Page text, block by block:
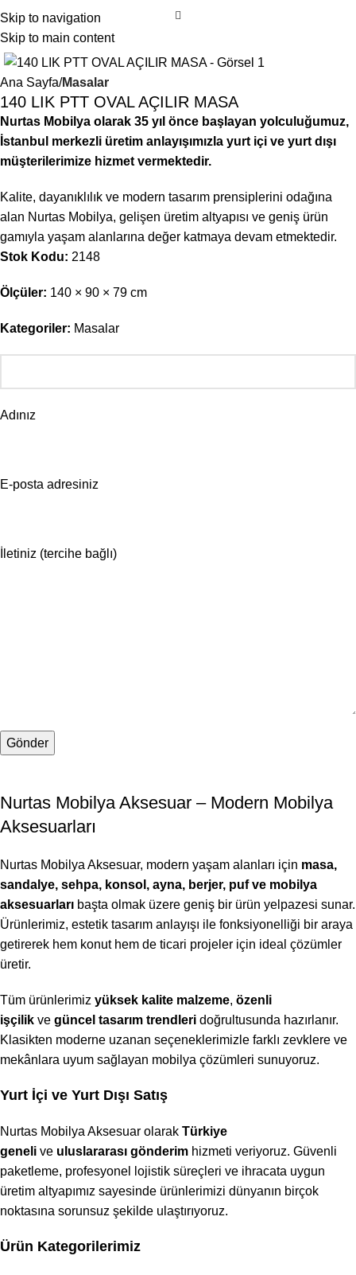
Skip to navigation
Skip to main content
Ana Sayfa Masalar
140 LIK PTT OVAL AÇILIR MASA
Nurtas Mobilya olarak 35 yıl önce başlayan yolculuğumuz,
İstanbul merkezli üretim anlayışımızla yurt içi ve yurt dışı
müşterilerimize hizmet vermektedir.
Kalite, dayanıklılık ve modern tasarım prensiplerini odağına
alan Nurtas Mobilya, gelişen üretim altyapısı ve geniş ürün
gamıyla yaşam alanlarına değer katmaya devam etmektedir.
Stok Kodu: 2148
Ölçüler: 140 × 90 × 79 cm
Kategoriler: Masalar
Adınız
E-posta adresiniz
İletiniz (tercihe bağlı)
Nurtas Mobilya Aksesuar – Modern Mobilya
Aksesuarları
Nurtas Mobilya Aksesuar, modern yaşam alanları için masa,
sandalye, sehpa, konsol, ayna, berjer, puf ve mobilya
aksesuarları başta olmak üzere geniş bir ürün yelpazesi sunar.
Ürünlerimiz, estetik tasarım anlayışı ile fonksiyonelliği bir araya
getirerek hem konut hem de ticari projeler için ideal çözümler
üretir.
Tüm ürünlerimiz yüksek kalite malzeme, özenli
işçilik ve güncel tasarım trendleri doğrultusunda hazırlanır.
Klasikten moderne uzanan seçeneklerimizle farklı zevklere ve
mekânlara uyum sağlayan mobilya çözümleri sunuyoruz.
Yurt İçi ve Yurt Dışı Satış
Nurtas Mobilya Aksesuar olarak Türkiye
geneli ve uluslararası gönderim hizmeti veriyoruz. Güvenli
paketleme, profesyonel lojistik süreçleri ve ihracata uygun
üretim altyapımız sayesinde ürünlerimizi dünyanın birçok
noktasına sorunsuz şekilde ulaştırıyoruz.
Ürün Kategorilerimiz